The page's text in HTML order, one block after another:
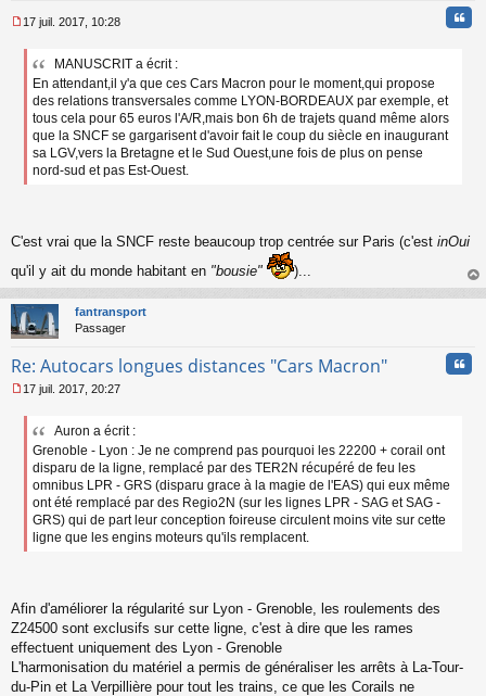
e
17 juil. 2017, 10:28
MANUSCRIT a écrit :
En attendant,il y'a que ces Cars Macron pour le moment,qui propose
des relations transversales comme LYON-BORDEAUX par exemple, et
tous cela pour 65 euros l'A/R,mais bon 6h de trajets quand même alors
que la SNCF se gargarisent d'avoir fait le coup du siècle en inaugurant
sa LGV,vers la Bretagne et le Sud Ouest,une fois de plus on pense
nord-sud et pas Est-Ouest.
C'est vrai que la SNCF reste beaucoup trop centrée sur Paris (c'est inOui
qu'il y ait du monde habitant en "bousie" )...
au
fantransport
Passager
Re: Autocars longues distances "Cars Macron"
e
17 juil. 2017, 20:27
Auron a écrit :
Grenoble - Lyon : Je ne comprend pas pourquoi les 22200 + corail ont
disparu de la ligne, remplacé par des TER2N récupéré de feu les
omnibus LPR - GRS (disparu grace à la magie de l'EAS) qui eux même
ont été remplacé par des Regio2N (sur les lignes LPR - SAG et SAG -
GRS) qui de part leur conception foireuse circulent moins vite sur cette
ligne que les engins moteurs qu'ils remplacent.
Afin d'améliorer la régularité sur Lyon - Grenoble, les roulements des
Z24500 sont exclusifs sur cette ligne, c'est à dire que les rames
effectuent uniquement des Lyon - Grenoble
L'harmonisation du matériel a permis de généraliser les arrêts à La-Tour-
du-Pin et La Verpillière pour tout les trains, ce que les Corails ne